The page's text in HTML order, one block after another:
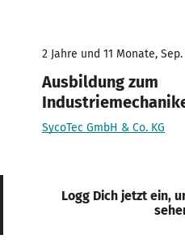
2 Jahre und 11 Monate,
Ausbildung zum
SycoTec GmbH & Co. KG
Logg Dich jetzt ein,